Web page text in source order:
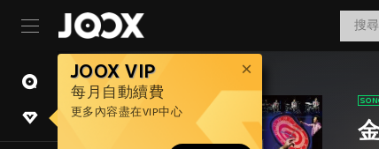
JOOX VIP
每月自動續費
更多內容盡在VIP中心